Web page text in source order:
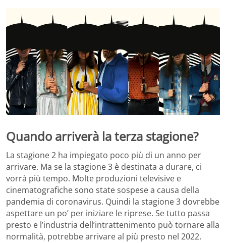
Quando arriverà la terza stagione?
La stagione 2 ha impiegato poco più di un anno per
arrivare. Ma se la stagione 3 è destinata a durare, ci
vorrà più tempo. Molte produzioni televisive e
cinematografiche sono state sospese a causa della
pandemia di coronavirus. Quindi la stagione 3 dovrebbe
aspettare un po’ per iniziare le riprese. Se tutto passa
presto e l’industria dell’intrattenimento può tornare alla
normalità, potrebbe arrivare al più presto nel 2022.